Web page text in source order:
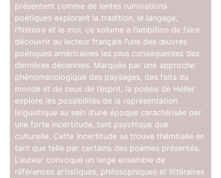
présentent comme de lentes ruminations
poétiques explorant la tradition, le langage,
l’histoire et le moi, ce volume a l’ambition de faire
découvrir au lecteur français l’une des œuvres
poétiques américaines les plus conséquentes des
dernières décennies. Marquée par une approche
phénoménologique des paysages, des faits du
monde et de ceux de l’esprit, la poésie de Heller
explore les possibilités de la représentation
linguistique au sein d’une époque caractérisée par
une forte incertitude, tant psychique que
culturelle. Cette incertitude se trouve thémtisée en
tant que telle par certains des poèmes présentés.
L’auteur convoque un large ensemble de
références artistiques, philosophiques et littéraires